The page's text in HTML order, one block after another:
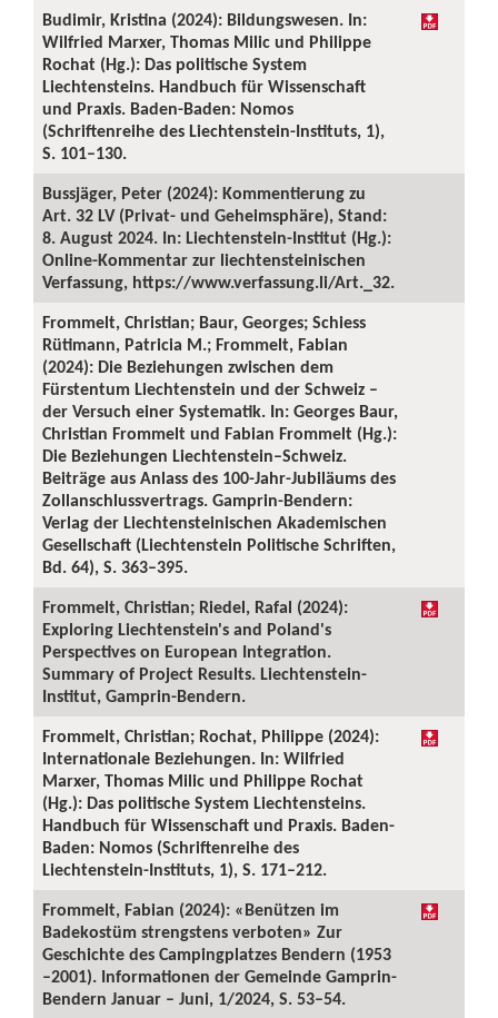
Budimir, Kristina (2024): Bildungswesen. In:
Wilfried Marxer, Thomas Milic und Philippe
Rochat (Hg.): Das politische System
Liechtensteins. Handbuch für Wissenschaft
und Praxis. Baden-Baden: Nomos
(Schriftenreihe des Liechtenstein-Instituts, 1),
S. 101–130.
Bussjäger, Peter (2024): Kommentierung zu
Art. 32 LV (Privat- und Geheimsphäre), Stand:
8. August 2024. In: Liechtenstein-Institut (Hg.):
Online-Kommentar zur liechtensteinischen
Verfassung, https://www.verfassung.li/Art._32.
Frommelt, Christian; Baur, Georges; Schiess
Rütimann, Patricia M.; Frommelt, Fabian
(2024): Die Beziehungen zwischen dem
Fürstentum Liechtenstein und der Schweiz –
der Versuch einer Systematik. In: Georges Baur,
Christian Frommelt und Fabian Frommelt (Hg.):
Die Beziehungen Liechtenstein–Schweiz.
Beiträge aus Anlass des 100-Jahr-Jubiläums des
Zollanschlussvertrags. Gamprin-Bendern:
Verlag der Liechtensteinischen Akademischen
Gesellschaft (Liechtenstein Politische Schriften,
Bd. 64), S. 363–395.
Frommelt, Christian; Riedel, Rafal (2024):
Exploring Liechtenstein's and Poland's
Perspectives on European Integration.
Summary of Project Results. Liechtenstein-
Institut, Gamprin-Bendern.
Frommelt, Christian; Rochat, Philippe (2024):
Internationale Beziehungen. In: Wilfried
Marxer, Thomas Milic und Philippe Rochat
(Hg.): Das politische System Liechtensteins.
Handbuch für Wissenschaft und Praxis. Baden-
Baden: Nomos (Schriftenreihe des
Liechtenstein-Instituts, 1), S. 171–212.
Frommelt, Fabian (2024): «Benützen im
Badekostüm strengstens verboten» Zur
Geschichte des Campingplatzes Bendern (1953
–2001). Informationen der Gemeinde Gamprin-
Bendern Januar – Juni, 1/2024, S. 53–54.